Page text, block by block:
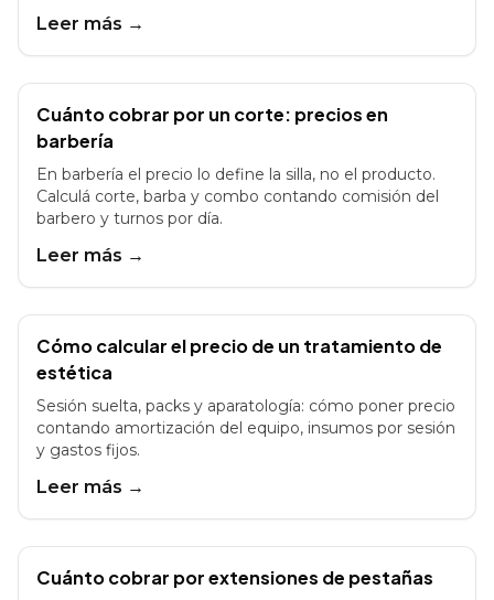
Leer más →
Cuánto cobrar por un corte: precios en
barbería
En barbería el precio lo define la silla, no el producto.
Calculá corte, barba y combo contando comisión del
barbero y turnos por día.
Leer más →
Cómo calcular el precio de un tratamiento de
estética
Sesión suelta, packs y aparatología: cómo poner precio
contando amortización del equipo, insumos por sesión
y gastos fijos.
Leer más →
Cuánto cobrar por extensiones de pestañas